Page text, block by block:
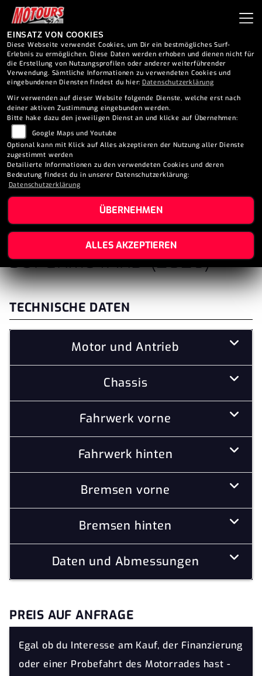
PEUGEOT XP6
SUPERMOTARD (2026)
TECHNISCHE DATEN
Motor und Antrieb
Chassis
Fahrwerk vorne
Fahrwerk hinten
Bremsen vorne
Bremsen hinten
Daten und Abmessungen
PREIS AUF ANFRAGE
Egal ob du Interesse am Kauf, der Finanzierung
oder einer Probefahrt des Motorrades hast -
EINSATZ VON COOKIES
Diese Webseite verwendet Cookies, um Dir ein bestmögliches Surf-
Erlebnis zu ermöglichen. Diese Daten werden erhoben und dienen nicht für
die Erstellung von Nutzungsprofilen oder anderer weiterführender
Verwendung. Sämtliche Informationen zu verwendeten Cookies und
eingebundenen Diensten findest du hier: Datenschutzerklärung
Wir verwenden auf dieser Website folgende Dienste, welche erst nach
deiner aktiven Zustimmung eingebunden werden.
Bitte hake dazu den jeweiligen Dienst an und klicke auf Übernehmen:
Google Maps und Youtube
Optional kann mit Klick auf Alles akzeptieren der Nutzung aller Dienste
zugestimmt werden
Detailierte Informationen zu den verwendeten Cookies und deren
Bedeutung findest du in unserer Datenschutzerklärung:
Datenschutzerklärung
ÜBERNEHMEN
ALLES AKZEPTIEREN